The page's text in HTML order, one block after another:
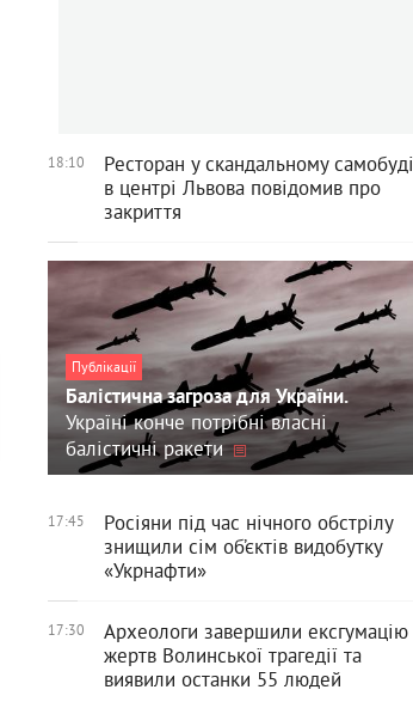
18:10
Ресторан у скандальному самобуді
в центрі Львова повідомив про
закриття
Публікації
Балістична загроза для України.
Україні конче потрібні власні
балістичні ракети
17:45
Росіяни під час нічного обстрілу
знищили сім об’єктів видобутку
«Укрнафти»
17:30
Археологи завершили ексгумацію
жертв Волинської трагедії та
виявили останки 55 людей